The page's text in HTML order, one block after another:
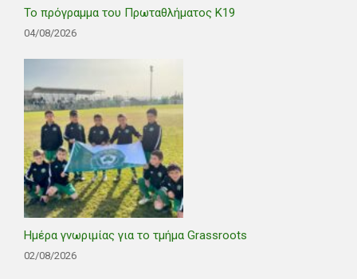
Το πρόγραμμα του Πρωταθλήματος Κ19
04/08/2026
Ημέρα γνωριμίας για το τμήμα Grassroots
02/08/2026